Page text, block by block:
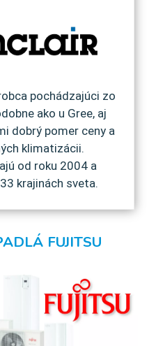
pochádzajúci zo
ako u Gree, aj
dobrý pomer ceny a
klimatizácii.
od roku 2004 a
krajinách sveta.
FUJITSU